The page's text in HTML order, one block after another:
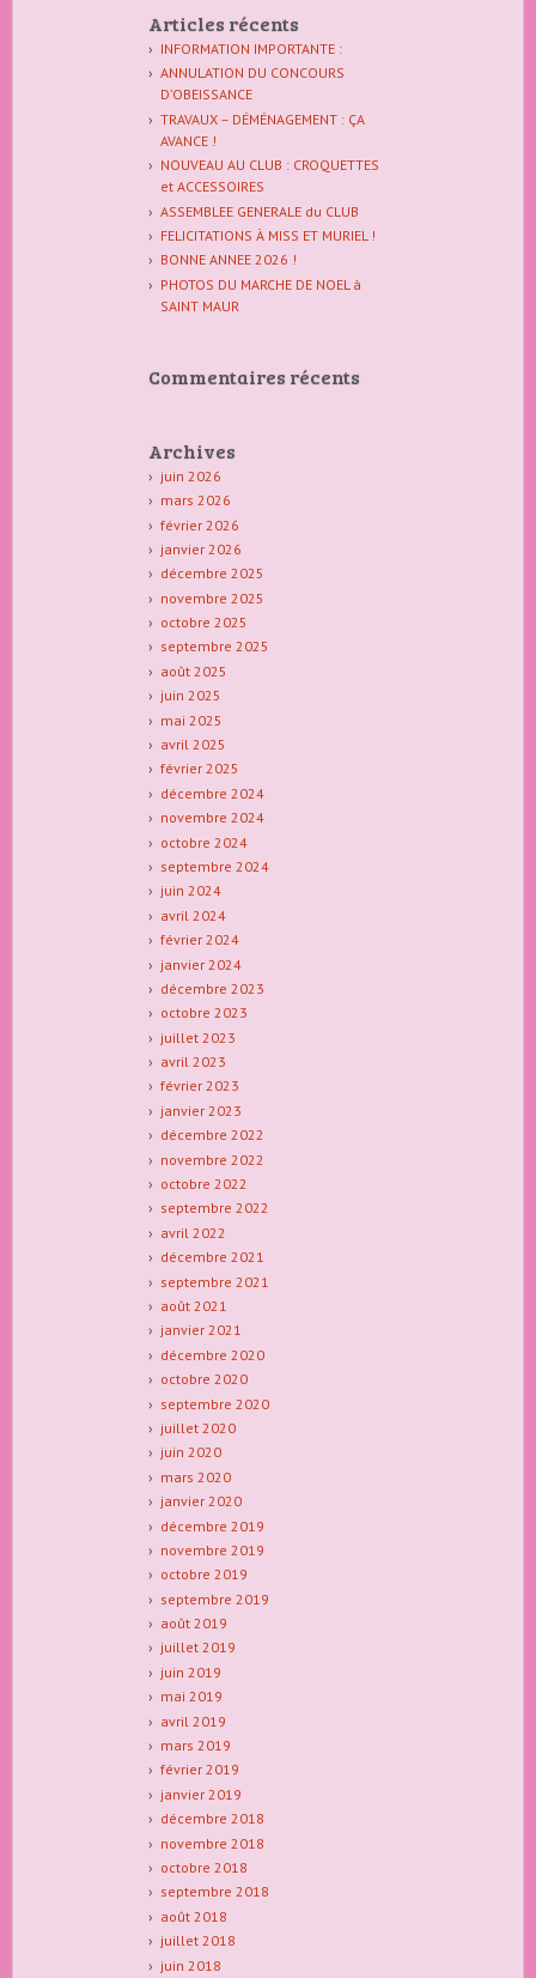
Articles récents
INFORMATION IMPORTANTE :
ANNULATION DU CONCOURS
D’OBEISSANCE
TRAVAUX – DÉMÉNAGEMENT : ÇA
AVANCE !
NOUVEAU AU CLUB : CROQUETTES
et ACCESSOIRES
ASSEMBLEE GENERALE du CLUB
FELICITATIONS À MISS ET MURIEL !
BONNE ANNEE 2026 !
PHOTOS DU MARCHE DE NOEL à
SAINT MAUR
Commentaires récents
Archives
juin 2026
mars 2026
février 2026
janvier 2026
décembre 2025
novembre 2025
octobre 2025
septembre 2025
août 2025
juin 2025
mai 2025
avril 2025
février 2025
décembre 2024
novembre 2024
octobre 2024
septembre 2024
juin 2024
avril 2024
février 2024
janvier 2024
décembre 2023
octobre 2023
juillet 2023
avril 2023
février 2023
janvier 2023
décembre 2022
novembre 2022
octobre 2022
septembre 2022
avril 2022
décembre 2021
septembre 2021
août 2021
janvier 2021
décembre 2020
octobre 2020
septembre 2020
juillet 2020
juin 2020
mars 2020
janvier 2020
décembre 2019
novembre 2019
octobre 2019
septembre 2019
août 2019
juillet 2019
juin 2019
mai 2019
avril 2019
mars 2019
février 2019
janvier 2019
décembre 2018
novembre 2018
octobre 2018
septembre 2018
août 2018
juillet 2018
juin 2018